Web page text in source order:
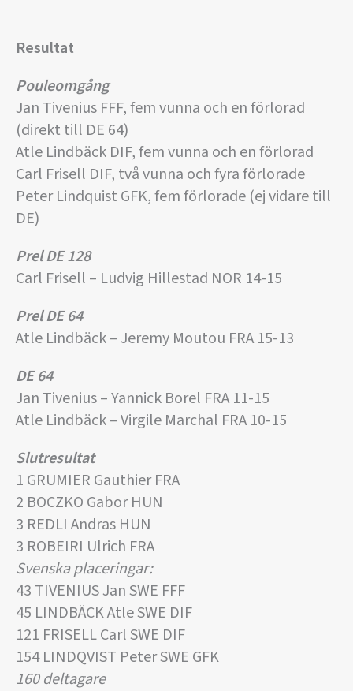
Resultat
Pouleomgång
Jan Tivenius FFF, fem vunna och en förlorad
(direkt till DE 64)
Atle Lindbäck DIF, fem vunna och en förlorad
Carl Frisell DIF, två vunna och fyra förlorade
Peter Lindquist GFK, fem förlorade (ej vidare till
DE)
Prel DE 128
Carl Frisell – Ludvig Hillestad NOR 14-15
Prel DE 64
Atle Lindbäck – Jeremy Moutou FRA 15-13
DE 64
Jan Tivenius – Yannick Borel FRA 11-15
Atle Lindbäck – Virgile Marchal FRA 10-15
Slutresultat
1 GRUMIER Gauthier FRA
2 BOCZKO Gabor HUN
3 REDLI Andras HUN
3 ROBEIRI Ulrich FRA
Svenska placeringar:
43 TIVENIUS Jan SWE FFF
45 LINDBÄCK Atle SWE DIF
121 FRISELL Carl SWE DIF
154 LINDQVIST Peter SWE GFK
160 deltagare